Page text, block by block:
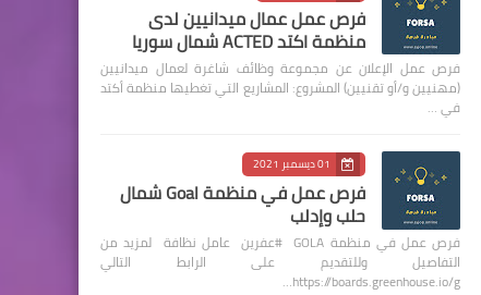
فرص عمل عمال ميدانيين لدى
منظمة اكتد ACTED شمال سوريا
فرص عمل الإعلان عن مجموعة وظائف شاغرة لعمال ميدانيين
(مهنيين و/أو تقنيين) المشروع: المشاريع التي تغطيها منظمة أكتد
في …
01 ديسمبر 2021
فرص عمل في منظمة Goal شمال
حلب وإدلب
فرص عمل في منظمة GOLA #عفرين عامل نظافة لمزيد من
التفاصيل وللتقديم على الرابط التالي
https://boards.greenhouse.io/g…